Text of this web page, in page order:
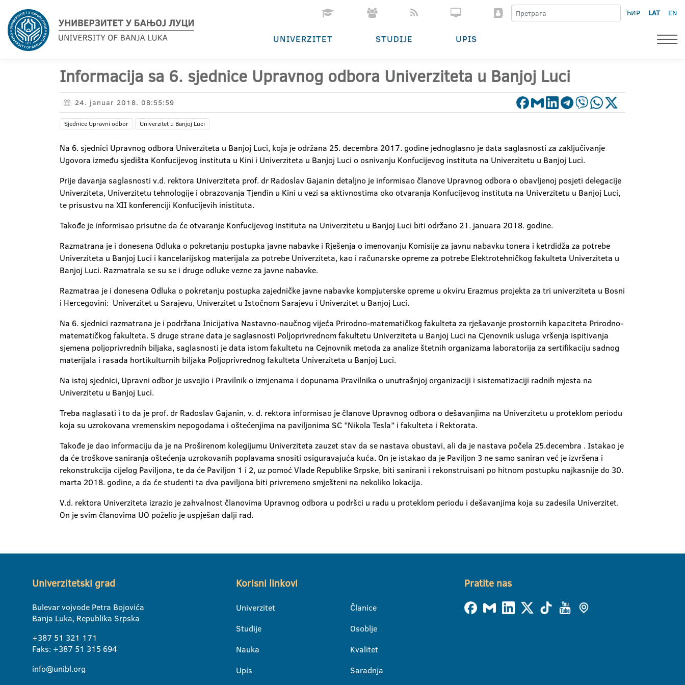
ЋИР LAT EN
UNIVERZITET STUDIJE UPIS
Informacija sa 6. sjednice Upravnog odbora Univerziteta u Banjoj Luci
24. januar 2018. 08:55:59
Sjednice Upravni odbor Univerzitet u Banjoj Luci
Na 6. sjednici Upravnog odbora Univerziteta u Banjoj Luci, koja je održana 25. decembra 2017. godine jednoglasno je data saglasnosti za zaključivanje
Ugovora između sjedišta Konfucijevog instituta u Kini i Univerziteta u Banjoj Luci o osnivanju Konfucijevog instituta na Univerzitetu u Banjoj Luci.
Prije davanja saglasnosti v.d. rektora Univerziteta prof. dr Radoslav Gajanin detaljno je informisao članove Upravnog odbora o obavljenoj posjeti delegacije
Univerziteta, Univerzitetu tehnologije i obrazovanja Tjenđin u Kini u vezi sa aktivnostima oko otvaranja Konfucijevog instituta na Univerzitetu u Banjoj Luci,
te prisustvu na XII konferenciji Konfucijevih inistituta.
Takođe je informisao prisutne da će otvaranje Konfucijevog instituta na Univerzitetu u Banjoj Luci biti održano 21. januara 2018. godine.
Razmatrana je i donesena Odluka o pokretanju postupka javne nabavke i Rješenja o imenovanju Komisije za javnu nabavku tonera i ketrdidža za potrebe
Univerziteta u Banjoj Luci i kancelarijskog materijala za potrebe Univerziteta, kao i računarske opreme za potrebe Elektrotehničkog fakulteta Univerziteta u
Banjoj Luci. Razmatrala se su se i druge odluke vezne za javne nabavke.
Razmatraa je i donesena Odluka o pokretanju postupka zajedničke javne nabavke kompjuterske opreme u okviru Erazmus projekta za tri univerziteta u Bosni
i Hercegovini: Univerzitet u Sarajevu, Univerzitet u Istočnom Sarajevu i Univerzitet u Banjoj Luci.
Na 6. sjednici razmatrana je i podržana Inicijativa Nastavno-naučnog vijeća Prirodno-matematičkog fakulteta za rješavanje prostornih kapaciteta Prirodno-
matematičkog fakulteta. S druge strane data je saglasnosti Poljoprivrednom fakultetu Univerziteta u Banjoj Luci na Cjenovnik usluga vršenja ispitivanja
sjemena poljoprivrednih biljaka, saglasnosti je data istom fakultetu na Cejnovnik metoda za analize štetnih organizama laboratorija za sertifikaciju sadnog
materijala i rasada hortikulturnih biljaka Poljoprivrednog fakulteta Univerziteta u Banjoj Luci.
Na istoj sjednici, Upravni odbor je usvojio i Pravilnik o izmjenama i dopunama Pravilnika o unutrašnjoj organizaciji i sistematizaciji radnih mjesta na
Univerzitetu u Banjoj Luci.
Treba naglasati i to da je prof. dr Radoslav Gajanin, v. d. rektora informisao je članove Upravnog odbora o dešavanjima na Univerzitetu u proteklom periodu
koja su uzrokovana vremenskim nepogodama i oštećenjima na paviljonima SC ’’Nikola Tesla’’ i fakulteta i Rektorata.
Takođe je dao informaciju da je na Proširenom kolegijumu Univerziteta zauzet stav da se nastava obustavi, ali da je nastava počela 25.decembra . Istakao je
da će troškove saniranja oštećenja uzrokovanih poplavama snositi osiguravajuća kuća. On je istakao da je Paviljon 3 ne samo saniran već je izvršena i
rekonstrukcija cijelog Paviljona, te da će Paviljon 1 i 2, uz pomoć Vlade Republike Srpske, biti sanirani i rekonstruisani po hitnom postupku najkasnije do 30.
marta 2018. godine, a da će studenti ta dva paviljona biti privremeno smješteni na nekoliko lokacija.
V.d. rektora Univerziteta izrazio je zahvalnost članovima Upravnog odbora u podršci u radu u proteklom periodu i dešavanjima koja su zadesila Univerzitet.
On je svim članovima UO poželio je uspješan dalji rad.
Univerzitetski grad
Bulevar vojvode Petra Bojovića
Banja Luka, Republika Srpska
+387 51 321 171
Faks: +387 51 315 694
info@unibl.org
Korisni linkovi
Univerzitet
Studije
Nauka
Upis
Članice
Osoblje
Kvalitet
Saradnja
Pratite nas